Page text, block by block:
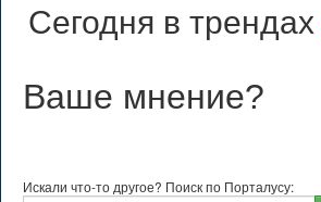
Сегодня в трендах
Ваше мнение?
Искали что-то другое? Поиск по Порталусу: